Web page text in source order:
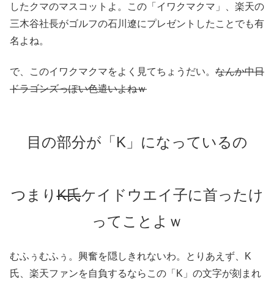
したクマのマスコットよ。この「イワクマクマ」、楽天の
三木谷社長がゴルフの石川遼にプレゼントしたことでも有
名よね。
で、このイワクマクマをよく見てちょうだい。 なんか中日
ドラゴンズっぽい色遣いよねｗ
目の部分が「K」になっているの
つまりK氏ケイドウエイ子に首ったけ
ってことよｗ
むふぅむふぅ。興奮を隠しきれないわ。とりあえず、K
氏、楽天ファンを自負するならこの「K」の文字が刻まれ